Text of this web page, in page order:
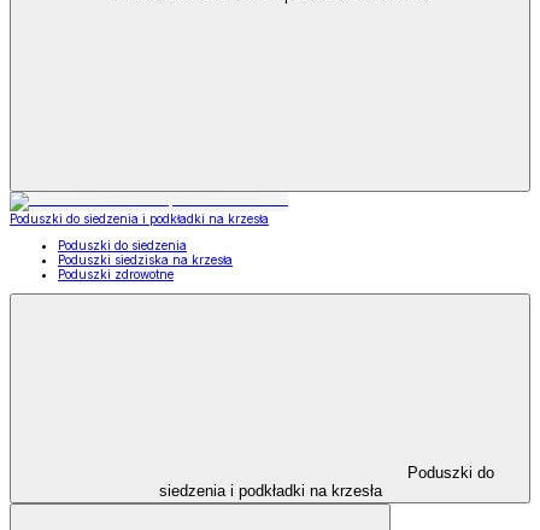
Poduszki do siedzenia i podkładki na krzesła
Poduszki do siedzenia
Poduszki siedziska na krzesła
Poduszki zdrowotne
Poduszki do
siedzenia i podkładki na krzesła